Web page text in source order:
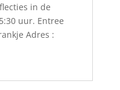
in de
uur. Entree
Adres :